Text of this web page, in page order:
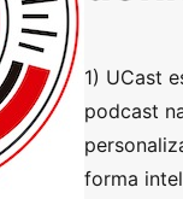
1) UCast
podcast
forma